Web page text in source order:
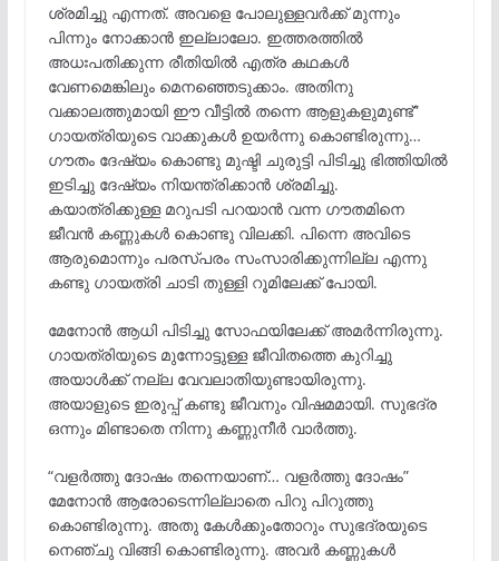
ശ്രമിച്ചു എന്നത്. അവളെ പോലുള്ളവർക്ക് മുന്നും
പിന്നും നോക്കാൻ ഇല്ലാലോ. ഇത്തരത്തിൽ
അധഃപതിക്കുന്ന രീതിയിൽ എത്ര കഥകൾ
വേണമെങ്കിലും മെനഞ്ഞെടുക്കാം. അതിനു
വക്കാലത്തുമായി ഈ വീട്ടിൽ തന്നെ ആളുകളുമുണ്ട്”
ഗായത്രിയുടെ വാക്കുകൾ ഉയർന്നു കൊണ്ടിരുന്നു…
ഗൗതം ദേഷ്യം കൊണ്ടു മുഷ്ടി ചുരുട്ടി പിടിച്ചു ഭിത്തിയിൽ
ഇടിച്ചു ദേഷ്യം നിയന്ത്രിക്കാൻ ശ്രമിച്ചു.
കയാത്രിക്കുള്ള മറുപടി പറയാൻ വന്ന ഗൗതമിനെ
ജീവൻ കണ്ണുകൾ കൊണ്ടു വിലക്കി. പിന്നെ അവിടെ
ആരുമൊന്നും പരസ്പരം സംസാരിക്കുന്നില്ല എന്നു
കണ്ടു ഗായത്രി ചാടി തുള്ളി റൂമിലേക്ക് പോയി.
മേനോൻ ആധി പിടിച്ചു സോഫയിലേക്ക് അമർന്നിരുന്നു.
ഗായത്രിയുടെ മുന്നോട്ടുള്ള ജീവിതത്തെ കുറിച്ചു
അയാൾക്ക് നല്ല വേവലാതിയുണ്ടായിരുന്നു.
അയാളുടെ ഇരുപ്പ് കണ്ടു ജീവനും വിഷമമായി. സുഭദ്ര
ഒന്നും മിണ്ടാതെ നിന്നു കണ്ണുനീർ വാർത്തു.
“വളർത്തു ദോഷം തന്നെയാണ്… വളർത്തു ദോഷം”
മേനോൻ ആരോടെന്നില്ലാതെ പിറു പിറുത്തു
കൊണ്ടിരുന്നു. അതു കേൾക്കുംതോറും സുഭദ്രയുടെ
നെഞ്ചു വിങ്ങി കൊണ്ടിരുന്നു. അവർ കണ്ണുകൾ